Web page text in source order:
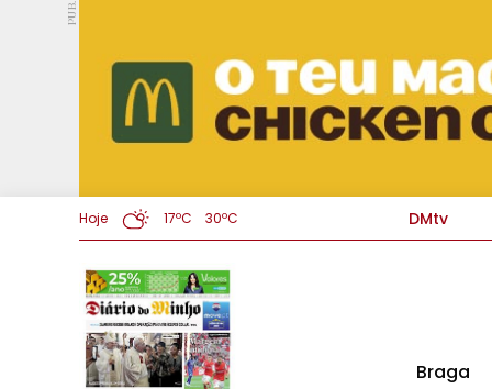
PUB.
Hoje 17ºC 30ºC DMtv
Braga